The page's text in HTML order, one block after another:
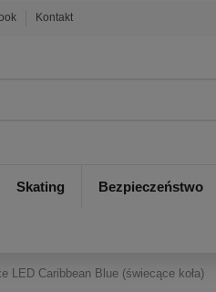
Kontakt
Skating Bezpieczeństwo
LED Caribbean Blue (świecące koła)